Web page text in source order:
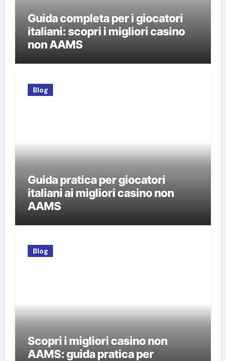
Guida completa per i giocatori
italiani: scopri i migliori casino
non AAMS
Blog
Guida pratica per giocatori
italiani ai migliori casino non
AAMS
Blog
Scopri i migliori casino non
AAMS: guida pratica per